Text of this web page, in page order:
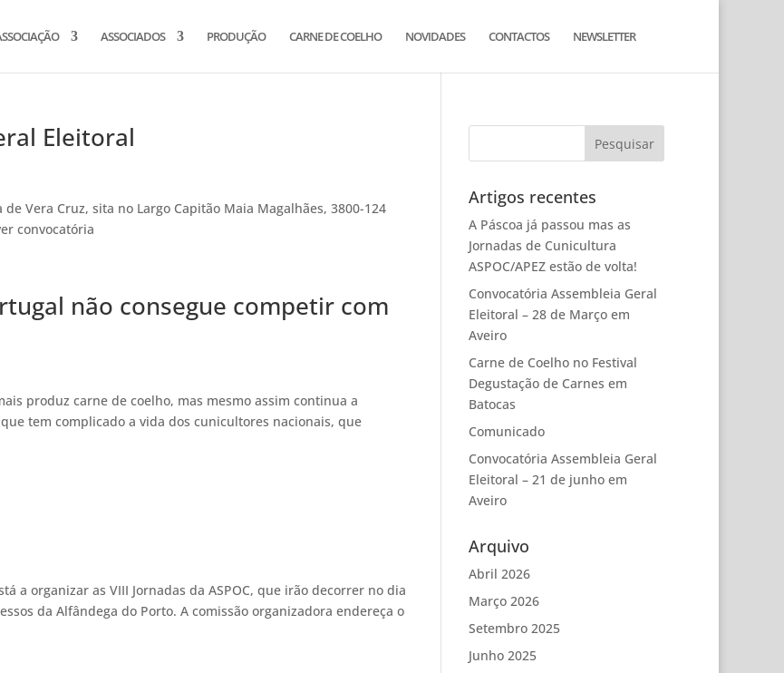
ASSOCIADOS PRODUÇÃO CARNE DE COELHO NOVIDADES CONTACTOS NEWSLETTER
Eleitoral
Vera Cruz, sita no Largo Capitão Maia Magalhães, 3800-124
convocatória
não consegue competir com
produz carne de coelho, mas mesmo assim continua a
tem complicado a vida dos cunicultores nacionais, que
a organizar as VIII Jornadas da ASPOC, que irão decorrer no dia
da Alfândega do Porto. A comissão organizadora endereça o
Artigos recentes
A Páscoa já passou mas as
Jornadas de Cunicultura
ASPOC/APEZ estão de volta!
Convocatória Assembleia Geral
Eleitoral – 28 de Março em
Aveiro
Carne de Coelho no Festival
Degustação de Carnes em
Batocas
Comunicado
Convocatória Assembleia Geral
Eleitoral – 21 de junho em
Aveiro
Arquivo
Abril 2026
Março 2026
Setembro 2025
Junho 2025